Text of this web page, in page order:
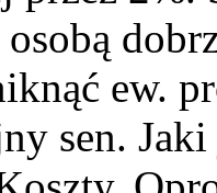
ew.
sen.